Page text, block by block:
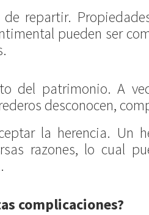
repartir.
pueden ser
del patrimonio. A
desconocen,
la herencia. Un
razones, lo cual
complicaciones?